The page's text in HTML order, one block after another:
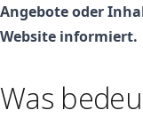
Angebote oder
Website informiert.
Was